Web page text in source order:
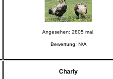
Angesehen: 2805 mal.
Bewertung: N/A
Charly